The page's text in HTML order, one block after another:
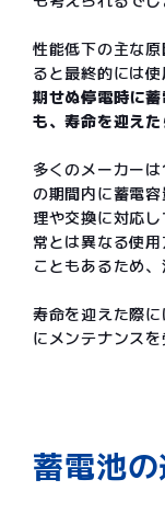
性能低下の主な
ると最終的には
期せぬ停電時に
も、寿命を迎え
多くのメーカー
の期間内に蓄電
理や交換に対応
常とは異なる使
こともあるため、
寿命を迎えた際
にメンテナンスを
蓄電池